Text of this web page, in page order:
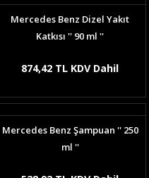
Mercedes Benz Dizel Yakıt
Katkısı '' 90 ml ''
874,42 TL KDV Dahil
Mercedes Benz Şampuan '' 250
ml ''